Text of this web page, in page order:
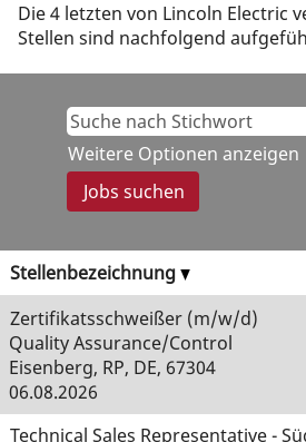
Die 4 letzten von Lincoln Electric
Stellen sind nachfolgend
Weitere Optionen anzeigen
Stellenbezeichnung
Zertifikatsschweißer (m/w/d)
Quality Assurance/Control
Eisenberg, RP, DE, 67304
06.08.2026
Technical Sales Representative -